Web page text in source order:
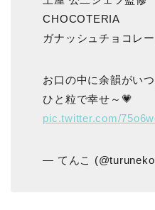
CHOCOTERIA
ガナッシュチョコレ
お口の中に余韻がい
ひと粒で幸せ～💗
pic.twitter.com/
— てんこ